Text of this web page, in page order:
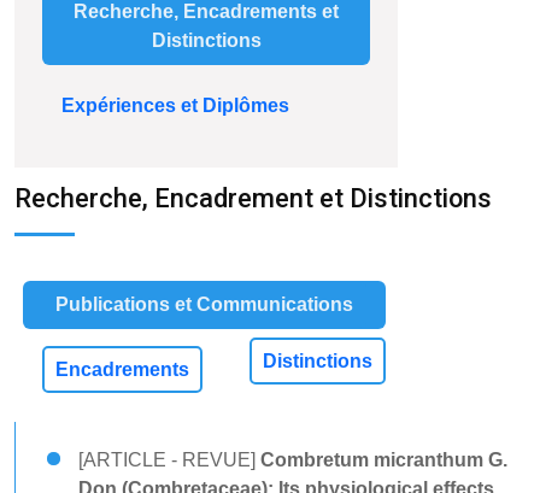
Recherche, Encadrements et
Distinctions
Expériences et Diplômes
Recherche, Encadrement et Distinctions
Publications et Communications
Encadrements Distinctions
[ARTICLE - REVUE] Combretum micranthum G.
Don (Combretaceae): Its physiological effects